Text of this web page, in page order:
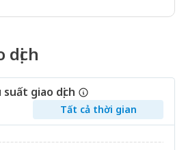
dịch
suất giao dịch
Tất cả thời gian